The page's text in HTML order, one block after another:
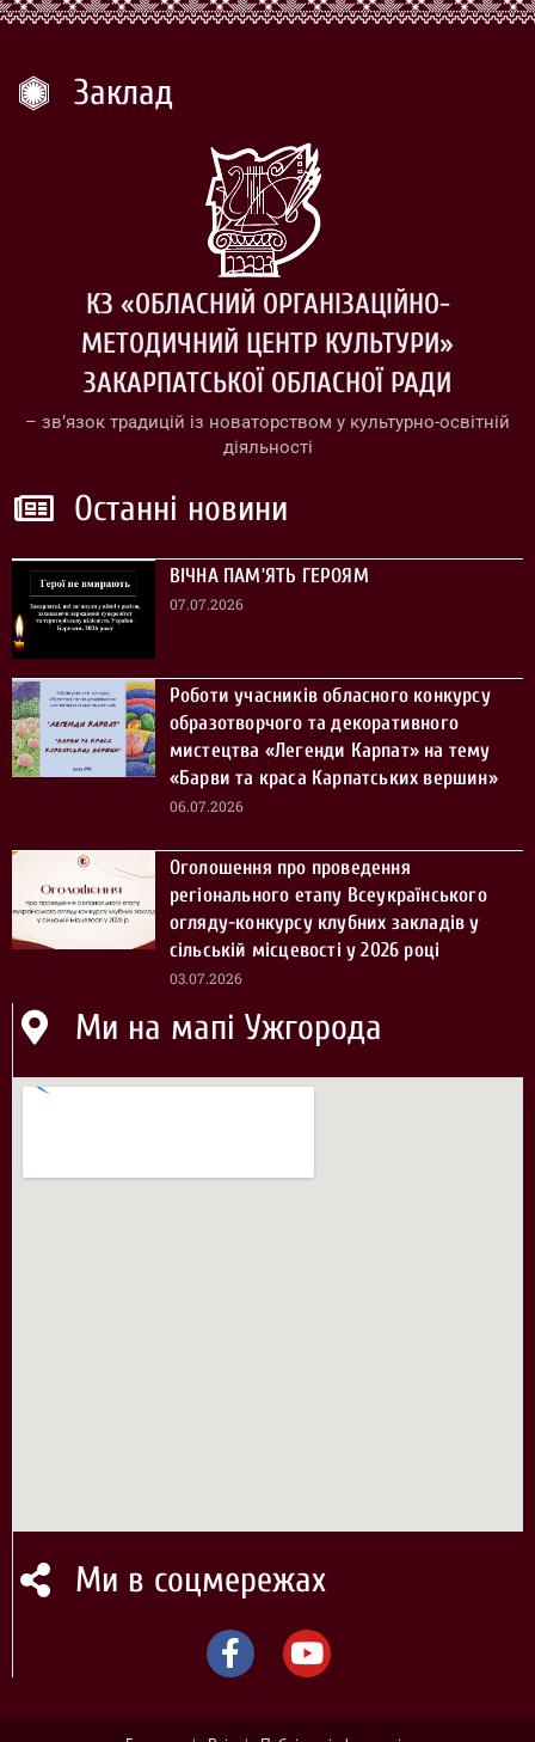
Заклад
КЗ «ОБЛАСНИЙ ОРГАНІЗАЦІЙНО-
МЕТОДИЧНИЙ ЦЕНТР КУЛЬТУРИ»
ЗАКАРПАТСЬКОЇ ОБЛАСНОЇ РАДИ
– зв’язок традицій із новаторством у культурно-освітній
діяльності
Останні новини
ВІЧНА ПАМ’ЯТЬ ГЕРОЯМ
07.07.2026
Роботи учасників обласного конкурсу
образотворчого та декоративного
мистецтва «Легенди Карпат» на тему
«Барви та краса Карпатських вершин»
06.07.2026
Оголошення про проведення
регіонального етапу Всеукраїнського
огляду-конкурсу клубних закладів у
сільській місцевості у 2026 році
03.07.2026
Ми на мапі Ужгорода
Ми в соцмережах